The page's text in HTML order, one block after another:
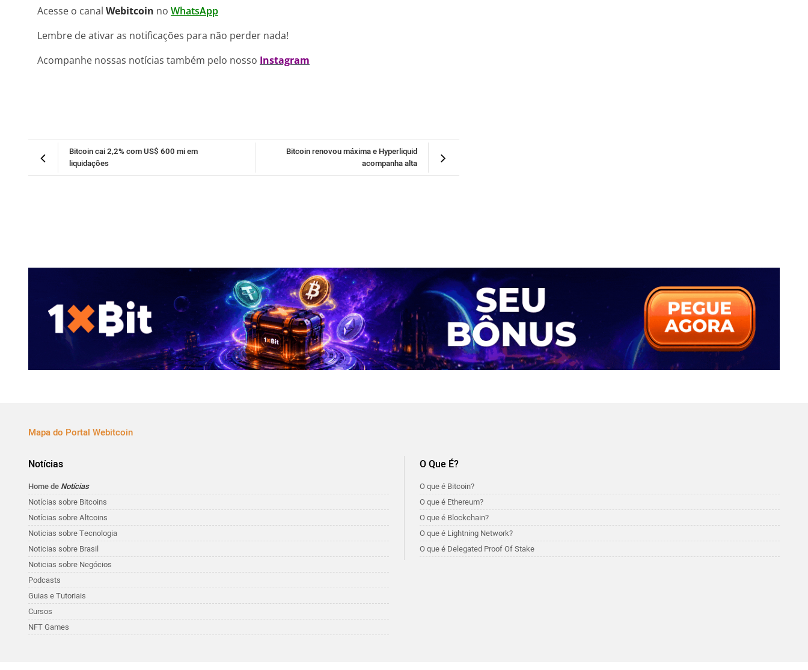
Acesse o canal Webitcoin no WhatsApp
Lembre de ativar as notificações para não perder nada!
Acompanhe nossas notícias também pelo nosso Instagram
Bitcoin renovou máxima e Hyperliquid
acompanha alta
Bitcoin cai 2,2% com US$ 600 mi em
liquidações
Mapa do Portal Webitcoin
Notícias
Home de Notícias
Notícias sobre Bitcoins
Notícias sobre Altcoins
Noticias sobre Tecnologia
Noticias sobre Brasil
Noticias sobre Negócios
Podcasts
Guias e Tutoriais
Cursos
NFT Games
O Que É?
O que é Bitcoin?
O que é Ethereum?
O que é Blockchain?
O que é Lightning Network?
O que é Delegated Proof Of Stake